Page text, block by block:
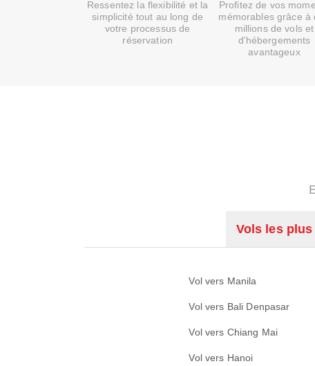
Ressentez la flexibilité et la
simplicité tout au long de
votre processus de
réservation
Profitez de vos
mémorables grâce à
millions de vols et
d'hébergements
avantageux
Vols les
Vol vers Manila
Vol vers Bali Denpasar
Vol vers Chiang Mai
Vol vers Hanoi